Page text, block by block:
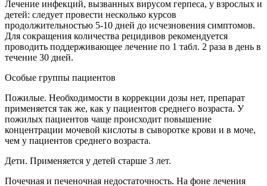
Лечение инфекций, вызванных вирусом герпеса, у взрослых и
детей: следует провести несколько курсов
продолжительностью 5-10 дней до исчезновения симптомов.
Для сокращения количества рецидивов рекомендуется
проводить поддерживающее лечение по 1 табл. 2 раза в день в
течение 30 дней.
Особые группы пациентов
Пожилые. Необходимости в коррекции дозы нет, препарат
применяется так же, как у пациентов среднего возраста. У
пожилых пациентов чаще происходит повышение
концентрации мочевой кислоты в сыворотке крови и в моче,
чем у пациентов среднего возраста.
Дети. Применяется у детей старше 3 лет.
Почечная и печеночная недостаточность. На фоне лечения